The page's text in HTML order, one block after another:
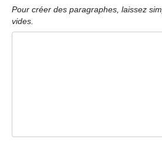
Pour créer des paragraphes, laissez
vides.